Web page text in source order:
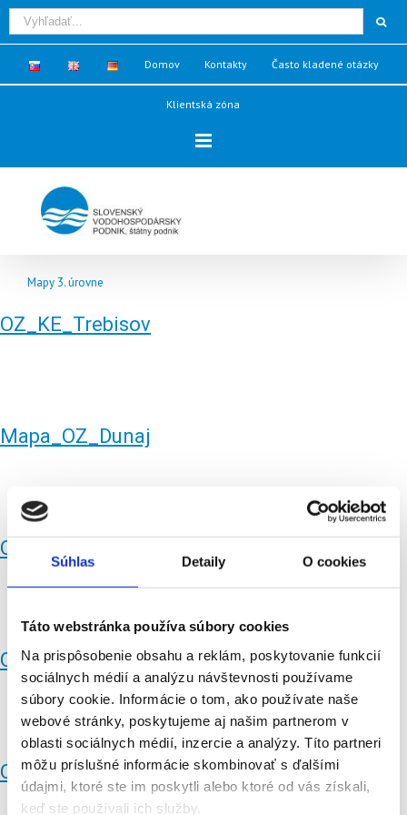
Súhlas Detaily O cookies
Táto webstránka používa súbory cookies
Na prispôsobenie obsahu a reklám, poskytovanie funkcií
sociálnych médií a analýzu návštevnosti používame
súbory cookie. Informácie o tom, ako používate naše
webové stránky, poskytujeme aj našim partnerom v
oblasti sociálnych médií, inzercie a analýzy. Títo partneri
môžu príslušné informácie skombinovať s ďalšími
údajmi, ktoré ste im poskytli alebo ktoré od vás získali,
keď ste používali ich služby.
Domov Kontakty Často kladené otázky
Klientská zóna
Mapy 3. úrovne
OZ_KE_Trebisov
Mapa_OZ_Dunaj
OZ_BB_BBystricav2
OZ_BB_Lucenecv2
OZ_BB_RSobotav2